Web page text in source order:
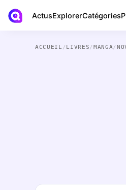
ActusExplorerCatégories
ACCUEIL /LIVRES/MANGA/